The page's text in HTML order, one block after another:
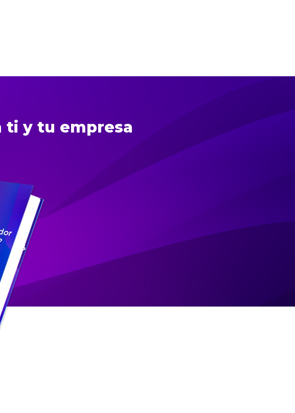
ti y tu empresa